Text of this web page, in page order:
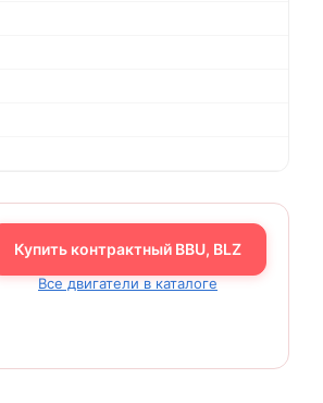
Купить контрактный BBU, BLZ
Все двигатели в каталоге